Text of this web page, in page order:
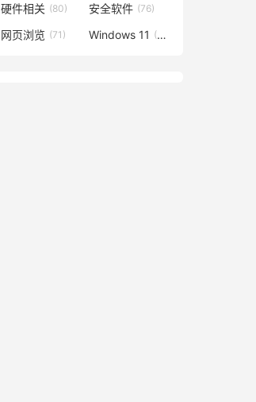
硬件相关 (80) 安全软件 (76)
(73)
网页浏览 (71) Windows 11 (49)